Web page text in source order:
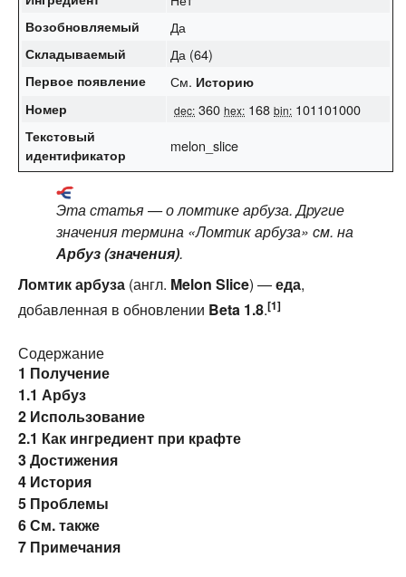
Возобновляемый Да
Складываемый Да (64)
Первое появление См. Историю
Номер
dec: 360 hex: 168 bin: 101101000
Текстовый
идентификатор
melon_slice
Эта статья — о ломтике арбуза. Другие
значения термина «Ломтик арбуза» см. на
Арбуз (значения).
Ломтик арбуза (англ. Melon Slice) —еда,
добавленная в обновлении Beta 1.8.[1]
Содержание
1 Получение
1.1 Арбуз
2 Использование
2.1 Как ингредиент при крафте
3Достижения
4 История
5 Проблемы
6См. также
7 Примечания